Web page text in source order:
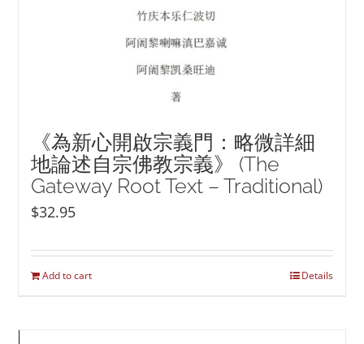
《為新心開啟宗義門：略微詳細
地論述自宗佛教宗義》 (The
Gateway Root Text – Traditional)
$32.95
Add to cart Details